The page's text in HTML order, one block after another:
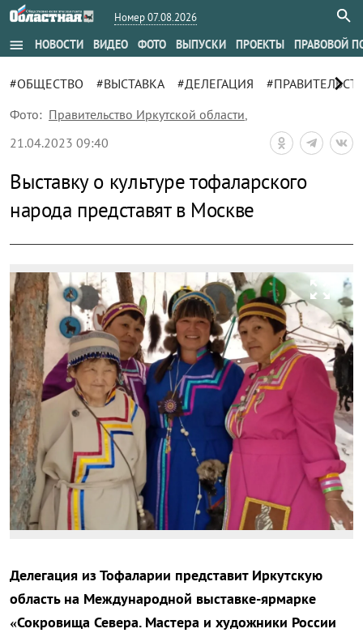
Номер 07.08.2026
menu НОВОСТИ ВИДЕО ФОТО ВЫПУСКИ ПРОЕКТЫ ПРАВОВОЙ
#ОБЩЕСТВО #ВЫСТАВКА #ДЕЛЕГАЦИЯ chevron_right
Фото: Правительство Иркутской области,
21.04.2023 09:40
Выставку о культуре тофаларского
народа представят в Москве
zoom_out_map
Делегация из Тофаларии представит Иркутскую
область на Международной выставке-ярмарке
«Сокровища Севера. Мастера и художники России